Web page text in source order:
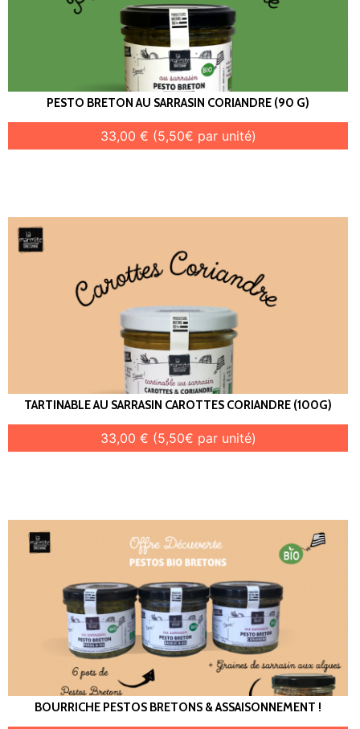
PESTO BRETON AU SARRASIN CORIANDRE (90 G)
33,00 € (5,50€ par unité)
TARTINABLE AU SARRASIN CAROTTES CORIANDRE (100G)
33,00 € (5,50€ par unité)
BOURRICHE PESTOS BRETONS & ASSAISONNEMENT !